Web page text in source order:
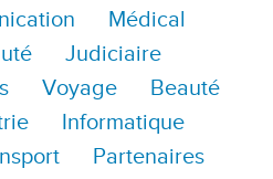
Médical
Judiciaire
Voyage
Beauté
Informatique
Partenaires